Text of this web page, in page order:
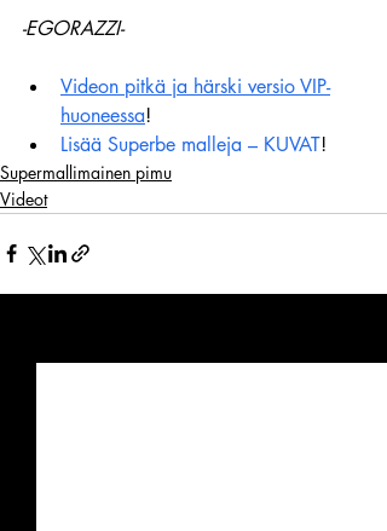
-EGORAZZI-
Videon pitkä ja härski versio VIP-
huoneessa!
Lisää Superbe malleja – KUVAT!
Supermallimainen pimu
Videot